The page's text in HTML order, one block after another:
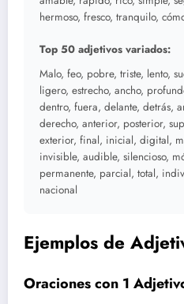
hermoso, fresco, tranquilo,
Top 50 adjetivos variados:
Malo, feo, pobre, triste, lento,
ligero, estrecho, ancho,
dentro, fuera, delante, detrás,
derecho, anterior, posterior,
exterior, final, inicial, digital,
invisible, audible, silencioso,
permanente, parcial, total,
nacional
Ejemplos de
Oraciones con 1